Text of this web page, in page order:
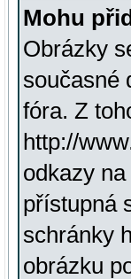
Mohu
Obrázky
současné
fóra. Z
http://
odkazy
přístupná
schránky
obrázku